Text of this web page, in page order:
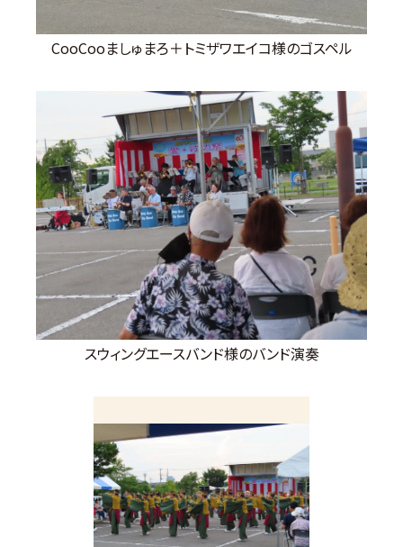
CooCooましゅまろ＋トミザワエイコ様のゴスペル
スウィングエースバンド様のバンド演奏